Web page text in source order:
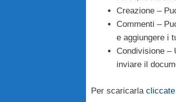
Creazione –
Commenti –
e aggiungere i
Condivisione –
inviare il
Per scaricarla